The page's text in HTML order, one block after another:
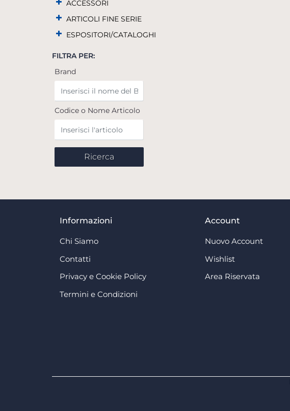
ACCESSORI
ARTICOLI FINE SERIE
ESPOSITORI/CATALOGHI
FILTRA PER:
Brand
Codice o Nome Articolo
Informazioni
Chi Siamo
Contatti
Privacy e Cookie Policy
Termini e Condizioni
Account
Nuovo Account
Wishlist
Area Riservata